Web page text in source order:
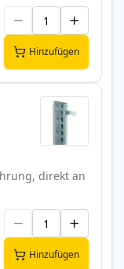
Hinzufügen
direkt an
Hinzufügen